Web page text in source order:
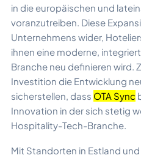
in die europäischen und
voranzutreiben. Diese
Unternehmens wider,
ihnen eine moderne,
Branche neu definieren wird.
Investition die Entwicklung
sicherstellen, dass OTA Sync
Innovation in der sich stetig
Hospitality-Tech-Branche.
Mit Standorten in Estland